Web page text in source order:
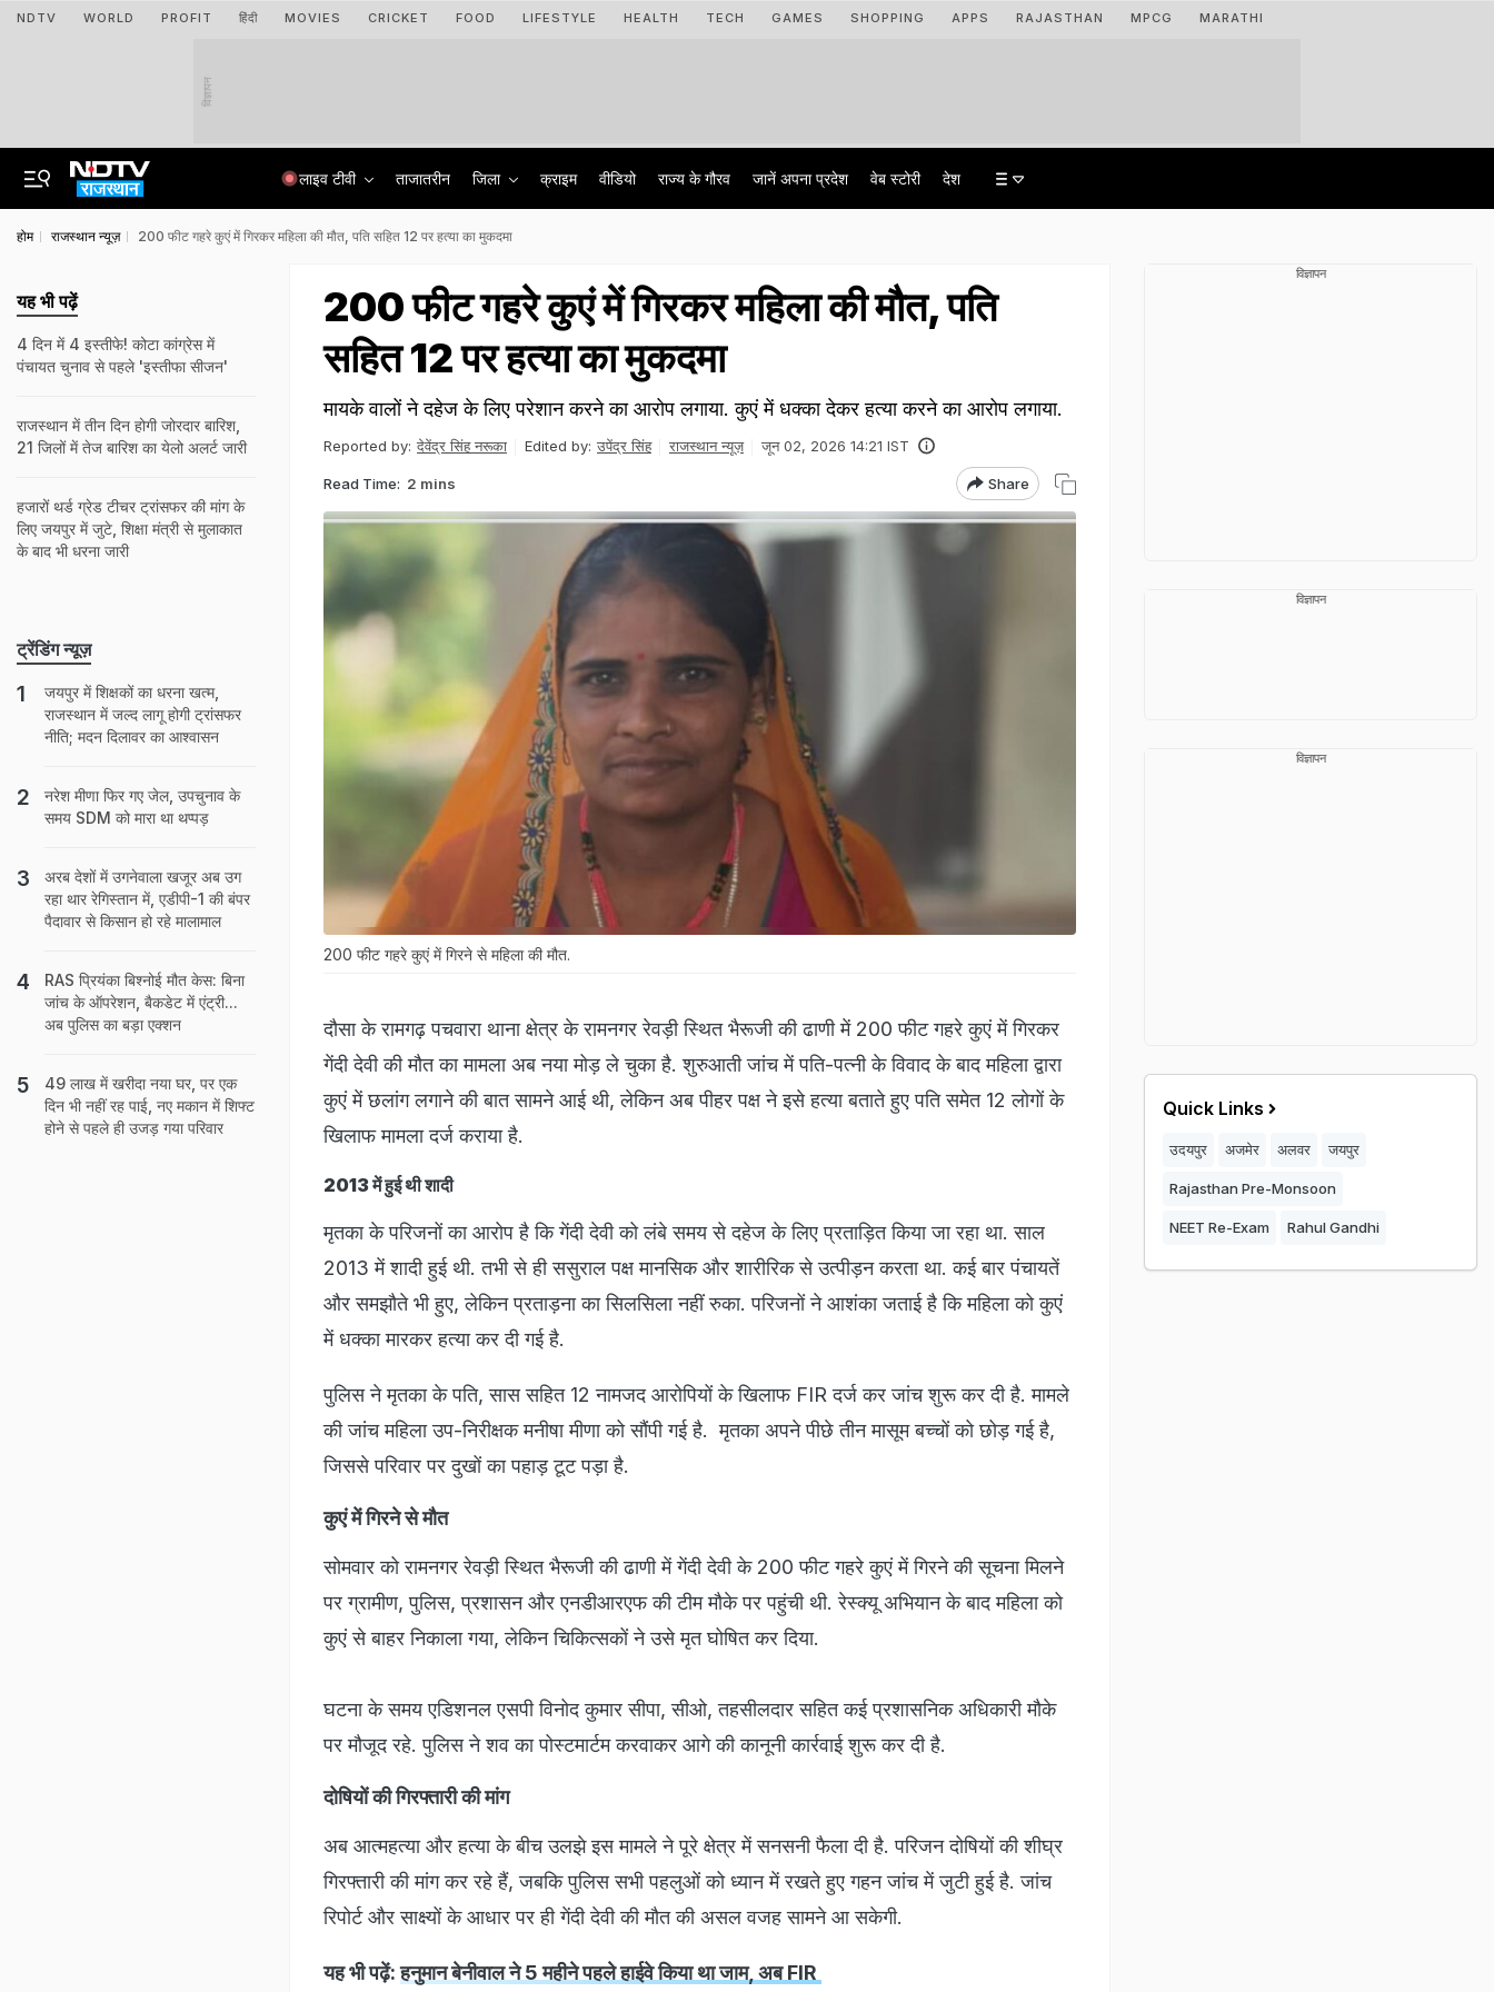
NDTV WORLD PROFIT हिंदी MOVIES CRICKET FOOD LIFESTYLE HEALTH TECH GAMES SHOPPING APPS RAJASTHAN MPCG MARATHI
विज्ञापन
लाइव टीवी ताजातरीन जिला क्राइम वीडियो राज्‍य के गौरव जानें अपना प्रदेश वेब स्टोरी देश
होम राजस्थान न्यूज़ 200 फीट गहरे कुएं में ग‍िरकर महिला की मौत, पत‍ि सह‍ित 12 पर हत्‍या का मुकदमा
200 फीट गहरे कुएं में ग‍िरकर महिला की मौत, पत‍ि
सह‍ित 12 पर हत्‍या का मुकदमा
मायके वालों ने दहेज के ल‍िए परेशान करने का आरोप लगाया. कुएं में धक्‍का देकर हत्‍या करने का आरोप लगाया.
Reported by: देवेंद्र सिंह नरूका Edited by: उपेंद्र सिंह राजस्थान न्यूज़ जून 02, 2026 14:21 IST
Read Time: 2 mins Share
200 फीट गहरे कुएं में गिरने से महिला की मौत.
दौसा के रामगढ़ पचवारा थाना क्षेत्र के रामनगर रेवड़ी स्थित भैरूजी की ढाणी में 200 फीट गहरे कुएं में गिरकर
गेंदी देवी की मौत का मामला अब नया मोड़ ले चुका है. शुरुआती जांच में पति-पत्नी के विवाद के बाद महिला द्वारा
कुएं में छलांग लगाने की बात सामने आई थी, लेकिन अब पीहर पक्ष ने इसे हत्या बताते हुए पति समेत 12 लोगों के
खिलाफ मामला दर्ज कराया है.
2013 में हुई थी शादी
मृतका के परिजनों का आरोप है कि गेंदी देवी को लंबे समय से दहेज के लिए प्रताड़ित किया जा रहा था. साल
2013 में शादी हुई थी. तभी से ही ससुराल पक्ष मानसिक और शारीरिक से उत्पीड़न करता था. कई बार पंचायतें
और समझौते भी हुए, लेकिन प्रताड़ना का सिलसिला नहीं रुका. परिजनों ने आशंका जताई है कि महिला को कुएं
में धक्का मारकर हत्‍या कर दी गई है.
पुलिस ने मृतका के पति, सास सहित 12 नामजद आरोपियों के खिलाफ FIR दर्ज कर जांच शुरू कर दी है. मामले
की जांच महिला उप-निरीक्षक मनीषा मीणा को सौंपी गई है. मृतका अपने पीछे तीन मासूम बच्चों को छोड़ गई है,
जिससे परिवार पर दुखों का पहाड़ टूट पड़ा है.
कुएं में गिरने से मौत
सोमवार को रामनगर रेवड़ी स्थित भैरूजी की ढाणी में गेंदी देवी के 200 फीट गहरे कुएं में गिरने की सूचना मिलने
पर ग्रामीण, पुलिस, प्रशासन और एनडीआरएफ की टीम मौके पर पहुंची थी. रेस्क्यू अभियान के बाद महिला को
कुएं से बाहर निकाला गया, लेकिन चिकित्सकों ने उसे मृत घोषित कर दिया.
घटना के समय एडिशनल एसपी विनोद कुमार सीपा, सीओ, तहसीलदार सहित कई प्रशासनिक अधिकारी मौके
पर मौजूद रहे. पुलिस ने शव का पोस्टमार्टम करवाकर आगे की कानूनी कार्रवाई शुरू कर दी है.
दोषियों की गिरफ्तारी की मांग
अब आत्महत्या और हत्या के बीच उलझे इस मामले ने पूरे क्षेत्र में सनसनी फैला दी है. परिजन दोषियों की शीघ्र
गिरफ्तारी की मांग कर रहे हैं, जबकि पुलिस सभी पहलुओं को ध्यान में रखते हुए गहन जांच में जुटी हुई है. जांच
रिपोर्ट और साक्ष्यों के आधार पर ही गेंदी देवी की मौत की असल वजह सामने आ सकेगी.
यह भी पढ़ें:हनुमान बेनीवाल ने 5 महीने पहले हाईवे क‍िया था जाम, अब FIR
यह भी पढ़ें
4 दिन में 4 इस्तीफे! कोटा कांग्रेस में
पंचायत चुनाव से पहले 'इस्तीफा सीजन'
राजस्‍थान में तीन द‍िन होगी जोरदार बार‍िश,
21 जिलों में तेज बारिश का येलो अलर्ट जारी
हजारों थर्ड ग्रेड टीचर ट्रांसफर की मांग के
लिए जयपुर में जुटे, शिक्षा मंत्री से मुलाकात
के बाद भी धरना जारी
ट्रेंडिंग न्यूज़
जयपुर में शिक्षकों का धरना खत्म,
राजस्थान में जल्द लागू होगी ट्रांसफर
नीति; मदन दिलावर का आश्वासन
नरेश मीणा फिर गए जेल, उपचुनाव के
समय SDM को मारा था थप्पड़
अरब देशों में उगनेवाला खजूर अब उग
रहा थार रेगिस्तान में, एडीपी-1 की बंपर
पैदावार से किसान हो रहे मालामाल
RAS प्रियंका बिश्नोई मौत केस: बिना
जांच के ऑपरेशन, बैकडेट में एंट्री...
अब पुलिस का बड़ा एक्शन
49 लाख में खरीदा नया घर, पर एक
दिन भी नहीं रह पाई, नए मकान में शिफ्ट
होने से पहले ही उजड़ गया परिवार
विज्ञापन
विज्ञापन
विज्ञापन
Quick Links
उदयपुर अजमेर अलवर जयपुर
Rajasthan Pre-Monsoon
NEET Re-Exam Rahul Gandhi